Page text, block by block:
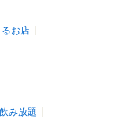
お店
飲み放題